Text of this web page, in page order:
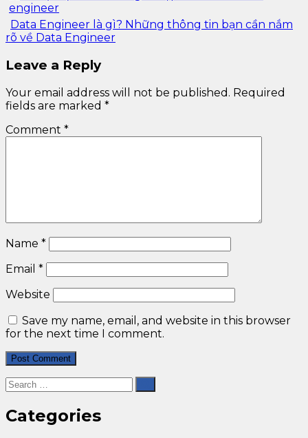
Data Engineer là gì? Những thông tin bạn cần nắm
rõ về Data Engineer
Leave a Reply
Your email address will not be published. Required
fields are marked *
Comment *
Name *
Email *
Website
Save my name, email, and website in this browser
for the next time I comment.
Categories